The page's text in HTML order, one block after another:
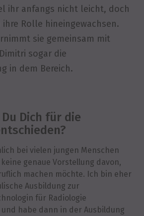
ihr anfangs nicht leicht, doch
Rolle hineingewachsen.
sie gemeinsam mit
sogar die
in dem Bereich.
Dich für die
bei vielen jungen Menschen
genaue Vorstellung davon,
machen möchte. Ich bin eher
Ausbildung zur
für Radiologie
habe dann in der Ausbildung